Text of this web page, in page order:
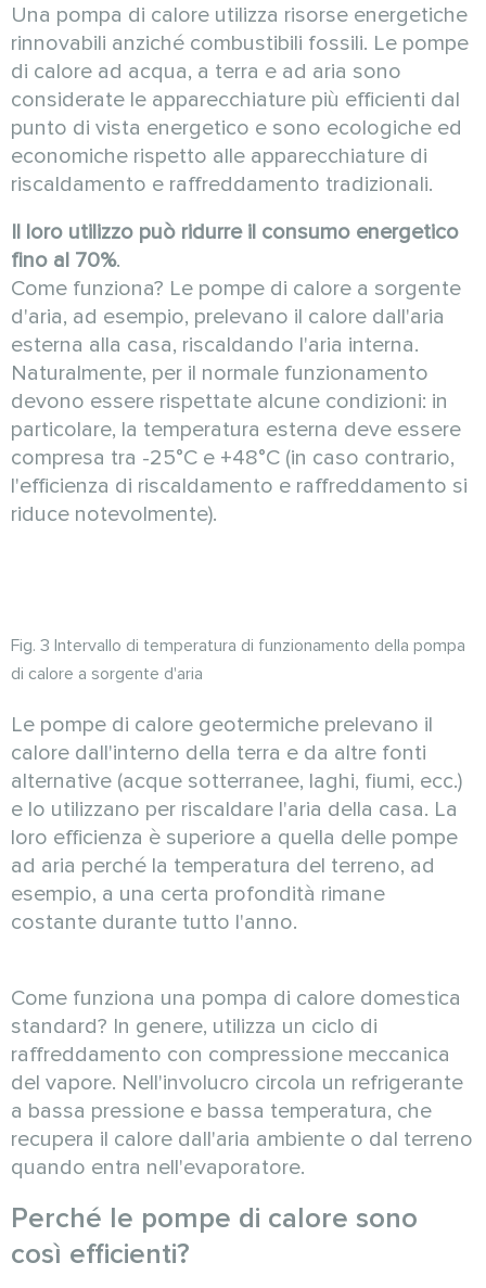
Una pompa di calore utilizza risorse energetiche
rinnovabili anziché combustibili fossili. Le pompe
di calore ad acqua, a terra e ad aria sono
considerate le apparecchiature più efficienti dal
punto di vista energetico e sono ecologiche ed
economiche rispetto alle apparecchiature di
riscaldamento e raffreddamento tradizionali.
Il loro utilizzo può ridurre il consumo energetico
fino al 70%.
Come funziona? Le pompe di calore a sorgente
d'aria, ad esempio, prelevano il calore dall'aria
esterna alla casa, riscaldando l'aria interna.
Naturalmente, per il normale funzionamento
devono essere rispettate alcune condizioni: in
particolare, la temperatura esterna deve essere
compresa tra -25°C e +48°C (in caso contrario,
l'efficienza di riscaldamento e raffreddamento si
riduce notevolmente).
Fig. 3 Intervallo di temperatura di funzionamento della pompa
di calore a sorgente d'aria
Le pompe di calore geotermiche prelevano il
calore dall'interno della terra e da altre fonti
alternative (acque sotterranee, laghi, fiumi, ecc.)
e lo utilizzano per riscaldare l'aria della casa. La
loro efficienza è superiore a quella delle pompe
ad aria perché la temperatura del terreno, ad
esempio, a una certa profondità rimane
costante durante tutto l'anno.
Come funziona una pompa di calore domestica
standard? In genere, utilizza un ciclo di
raffreddamento con compressione meccanica
del vapore. Nell'involucro circola un refrigerante
a bassa pressione e bassa temperatura, che
recupera il calore dall'aria ambiente o dal terreno
quando entra nell'evaporatore.
Perché le pompe di calore sono
così efficienti?